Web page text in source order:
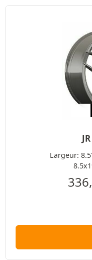
Largeur: